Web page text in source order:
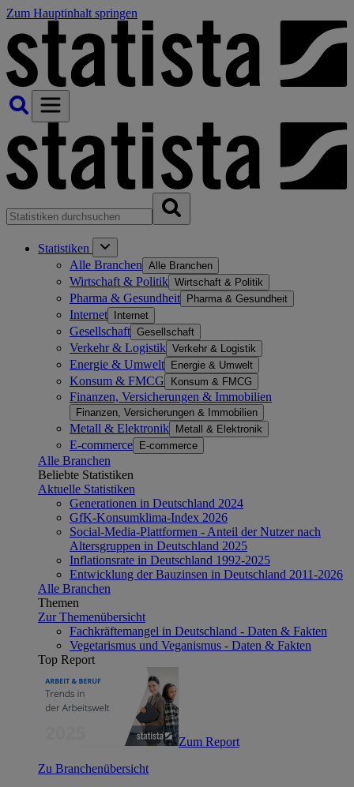
Zum Hauptinhalt springen
Statistiken
Alle Branchen Alle Branchen
Wirtschaft & Politik Wirtschaft & Politik
Pharma & Gesundheit Pharma & Gesundheit
Internet Internet
Gesellschaft Gesellschaft
Verkehr & Logistik Verkehr & Logistik
Energie & Umwelt Energie & Umwelt
Konsum & FMCG Konsum & FMCG
Finanzen, Versicherungen & Immobilien
Finanzen, Versicherungen & Immobilien
Metall & Elektronik Metall & Elektronik
E-commerce E-commerce
Alle Branchen
Beliebte Statistiken
Aktuelle Statistiken
Generationen in Deutschland 2024
GfK-Konsumklima-Index 2026
Social-Media-Plattformen - Anteil der Nutzer nach
Altersgruppen in Deutschland 2025
Inflationsrate in Deutschland 1992-2025
Entwicklung der Bauzinsen in Deutschland 2011-2026
Alle Branchen
Themen
Zur Themenübersicht
Fachkräftemangel in Deutschland - Daten & Fakten
Vegetarismus und Veganismus - Daten & Fakten
Top Report
Zum Report
Zu Branchenübersicht